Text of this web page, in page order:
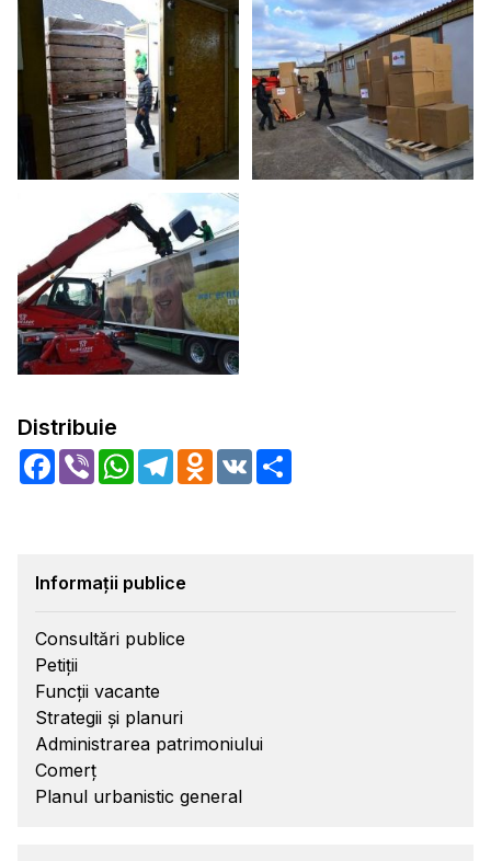
Distribuie
Facebook
Viber WhatsApp
TelegramOdnoklassniki
VK
Informații publice
Consultări publice
Petiții
Funcții vacante
Strategii și planuri
Administrarea patrimoniului
Comerț
Planul urbanistic general